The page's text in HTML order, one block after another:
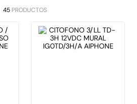
45 PRODUCTOS
6
matixgo
foco led
ampolleta